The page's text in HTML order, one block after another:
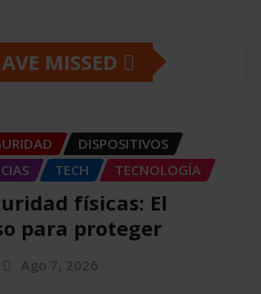
MISSED
DISPOSITIVOS
TECH TECNOLOGÍA
físicas: El
para proteger
Ago 7, 2026